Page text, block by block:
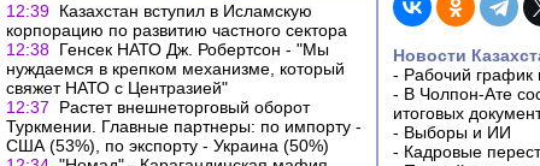
12:39 Казахстан вступил в Исламскую
корпорацию по развитию частного сектора
12:38 Генсек НАТО Дж. Робертсон - "Мы
нуждаемся в крепком механизме, который
свяжет НАТО с Центразией"
12:37
Растет внешнеторговый оборот
Туркмении. Главные партнеры: по импорту -
США (53%), по экспорту - Украина (50%)
Новости
- Рабочий график
- В Чолпон-Ате
итоговых
- Выборы и ИИ
- Кадровые